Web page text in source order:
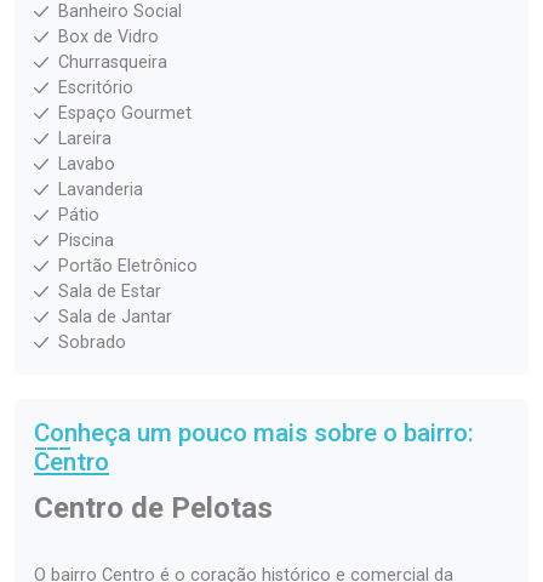
Banheiro Social
Box de Vidro
Churrasqueira
Escritório
Espaço Gourmet
Lareira
Lavabo
Lavanderia
Pátio
Piscina
Portão Eletrônico
Sala de Estar
Sala de Jantar
Sobrado
Conheça um pouco mais sobre o bairro:
Centro
Centro de Pelotas
O bairro Centro é o coração histórico e comercial da